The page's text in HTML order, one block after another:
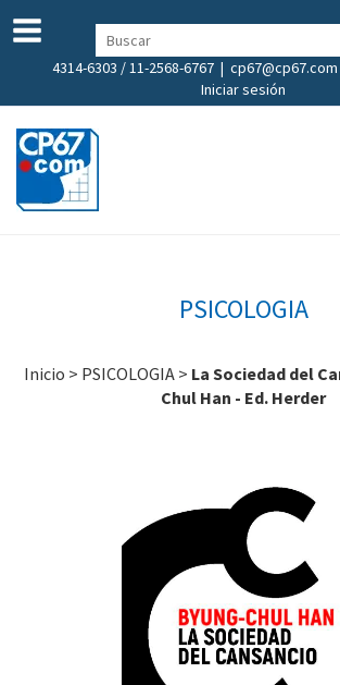
4314-6303 / 11-2568-6767 | cp67@cp67.com
Iniciar sesión
PSICOLOGIA
Inicio > PSICOLOGIA > La Sociedad del
Chul Han - Ed. Herder